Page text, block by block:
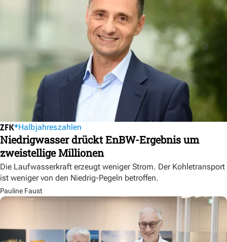
Halbjahreszahlen
Niedrigwasser drückt EnBW-Ergebnis um
zweistellige Millionen
Die Laufwasserkraft erzeugt weniger Strom. Der Kohletransport
ist weniger von den Niedrig-Pegeln betroffen.
Pauline Faust